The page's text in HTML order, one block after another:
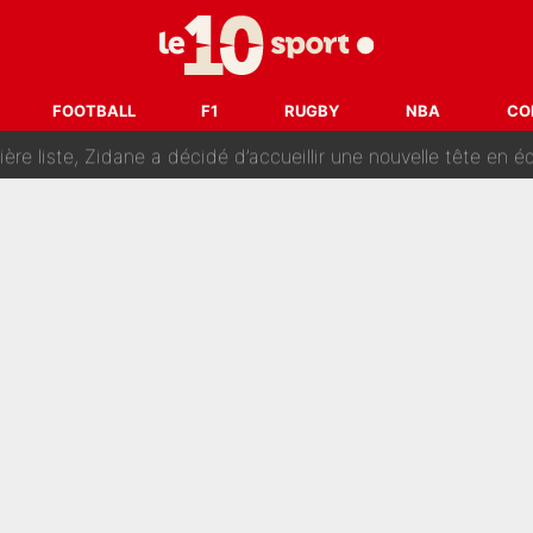
FOOTBALL F1 RUGBY NBA
prêt à l’écarter au PSG, la décision qui va accélérer son
: Kylian Mbappé et Lamine Yamal changent de chaîne, «le
liste, Zidane a décidé d’accueillir une nouvelle tête en